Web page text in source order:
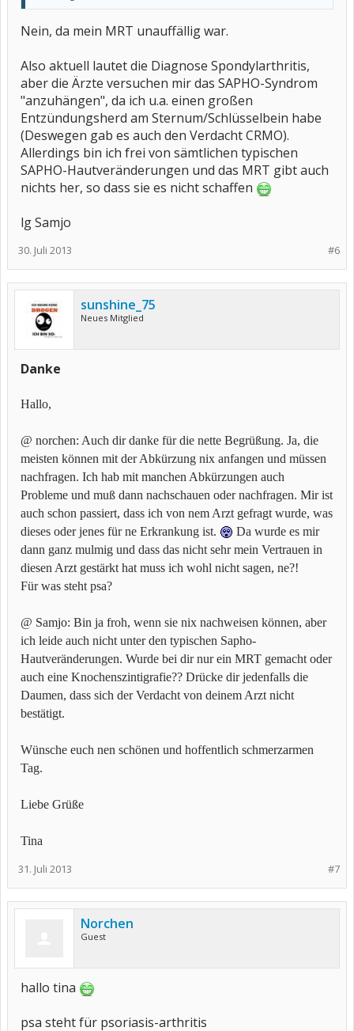
Nein, da mein MRT unauffällig war.
Also aktuell lautet die Diagnose Spondylarthritis,
aber die Ärzte versuchen mir das SAPHO-Syndrom
"anzuhängen", da ich u.a. einen großen
Entzündungsherd am Sternum/Schlüsselbein habe
(Deswegen gab es auch den Verdacht CRMO).
Allerdings bin ich frei von sämtlichen typischen
SAPHO-Hautveränderungen und das MRT gibt auch
nichts her, so dass sie es nicht schaffen
lg Samjo
#6
30. Juli 2013
sunshine_75
Neues Mitglied
Danke
Hallo,
@ norchen: Auch dir danke für die nette Begrüßung. Ja, die
meisten können mit der Abkürzung nix anfangen und müssen
nachfragen. Ich hab mit manchen Abkürzungen auch
Probleme und muß dann nachschauen oder nachfragen. Mir ist
auch schon passiert, dass ich von nem Arzt gefragt wurde, was
dieses oder jenes für ne Erkrankung ist.
Da wurde es mir
dann ganz mulmig und dass das nicht sehr mein Vertrauen in
diesen Arzt gestärkt hat muss ich wohl nicht sagen, ne?!
Für was steht psa?
@ Samjo: Bin ja froh, wenn sie nix nachweisen können, aber
ich leide auch nicht unter den typischen Sapho-
Hautveränderungen. Wurde bei dir nur ein MRT gemacht oder
auch eine Knochenszintigrafie?? Drücke dir jedenfalls die
Daumen, dass sich der Verdacht von deinem Arzt nicht
bestätigt.
Wünsche euch nen schönen und hoffentlich schmerzarmen
Tag.
Liebe Grüße
Tina
#7
31. Juli 2013
Norchen
Guest
hallo tina
psa steht für psoriasis-arthritis